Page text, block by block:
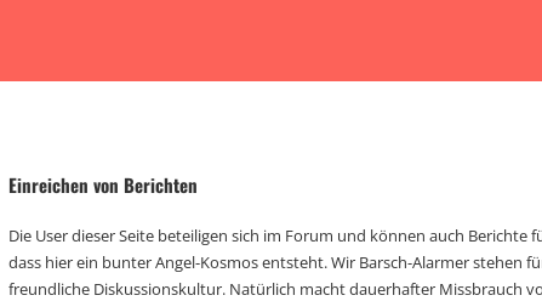
Einreichen von Berichten
Die User dieser Seite beteiligen sich im Forum und können auch Berichte
dass hier ein bunter Angel-Kosmos entsteht. Wir Barsch-Alarmer stehen
freundliche Diskussionskultur. Natürlich macht dauerhafter Missbrauch